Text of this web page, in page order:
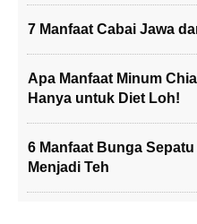
7 Manfaat Cabai Jawa
Apa Manfaat Minum
Hanya untuk Diet Loh!
6 Manfaat Bunga
Menjadi Teh